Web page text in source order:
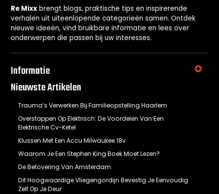
Re Mixx brengt blogs, praktische tips en inspirerende
verhalen uit uiteenlopende categorieën samen. Ontdek
nieuwe ideeën, vind bruikbare informatie en lees over
onderwerpen die passen bij uw interesses.
Informatie
Nieuwste Artikelen
Trauma’s Verwerken Bij Familieopstelling Haarlem
Overstappen Op Elektrisch: De Voordelen Van Een
Elektrische Cv-Ketel
Klussen Met Een Accu Milwaukee 18v
Waarom Je Een Stephen King Boek Moet Lezen?
De Betovering Van Amsterdam
Dit Hoogwaardige Vliegengordijn Bevestig Je Eenvoudig
Zelf Op Je Deur